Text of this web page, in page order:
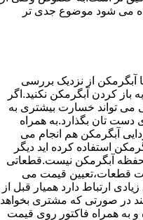
می شود موضوع جدی تر
آبگرمکن از نزدیک بررسی
کردن آبگرمکن نکنید.اگر
می تواند خسارت بیشتری به
دست تان بگذارد.به همراه
آبگرمکن هم انجام می
استفاده کرده اید دیگر
آبگرمکن نیست.قطعاتی
قطعات،تعیین قیمت می
ارتباط دارد همیار قبل از
در صورتی که مشتری بخواهد
و به همراه فاکتور روی قیمت